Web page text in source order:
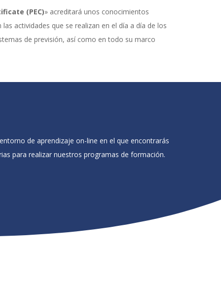
(PEC)» acreditará unos conocimientos
actividades que se realizan en el día a día de los
de previsión, así como en todo su marco
de aprendizaje on-line en el que encontrarás
para realizar nuestros programas de formación.